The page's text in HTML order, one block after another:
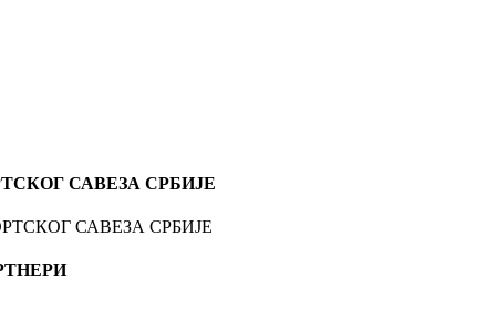
САВЕЗА СРБИЈЕ